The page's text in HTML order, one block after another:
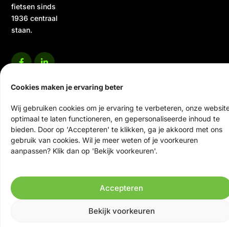
Cookies maken je ervaring beter
Wij gebruiken cookies om je ervaring te verbeteren, onze
optimaal te laten functioneren, en gepersonaliseerde inhoud te
bieden. Door op 'Accepteren' te klikken, ga je akkoord met ons
gebruik van cookies. Wil je meer weten of je voorkeuren
aanpassen? Klik dan op 'Bekijk voorkeuren'.
Accepteren
Bekijk voorkeuren
fietsen sinds
1936 centraal
staan.
© 2026 Ten Veen Tweewielers | Alle rechten voorbehouden
Website door Scrolla!